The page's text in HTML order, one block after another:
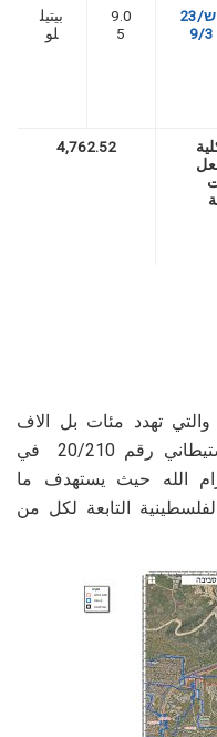
יוש/23
9/3
9.0
5
بيتيل
لو
4,762.52
تهدد مئات بل الاف
الدونمات الفلسطينية, المخطط الاستيطاني رقم 20/210 في
الله حيث يستهدف ما
الفلسطينية التابعة لكل من